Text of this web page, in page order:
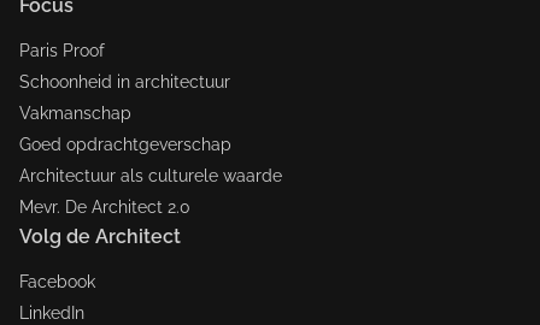
Focus
Paris Proof
Schoonheid in architectuur
Vakmanschap
Goed opdrachtgeverschap
Architectuur als culturele waarde
Mevr. De Architect 2.0
Volg de Architect
Facebook
LinkedIn